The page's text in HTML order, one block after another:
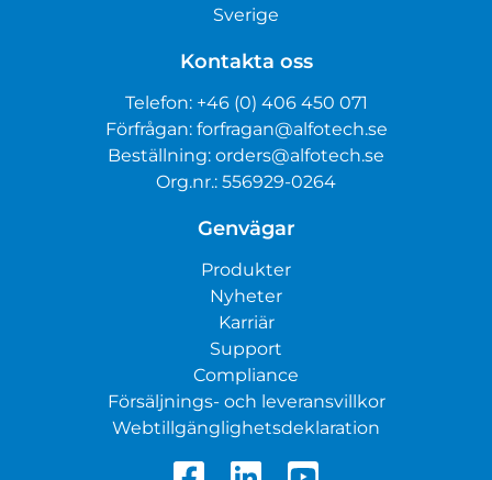
Sverige
Kontakta oss
Telefon: +46 (0) 406 450 071
Förfrågan: forfragan@alfotech.se
Beställning: orders@alfotech.se
Org.nr.: 556929-0264
Genvägar
Produkter
Nyheter
Karriär
Support
Compliance
Försäljnings- och leveransvillkor
Webtillgänglighetsdeklaration